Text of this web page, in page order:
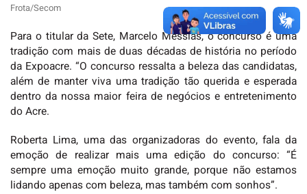
Frota/Secom
Para o titular da Sete, Marcelo Messias, o concurso é uma
tradição com mais de duas décadas de história no período
da Expoacre. “O concurso ressalta a beleza das candidatas,
além de manter viva uma tradição tão querida e esperada
dentro da nossa maior feira de negócios e entretenimento
do Acre.
Roberta Lima, uma das organizadoras do evento, fala da
emoção de realizar mais uma edição do concurso: “É
sempre uma emoção muito grande, porque não estamos
lidando apenas com beleza, mas também com sonhos”.